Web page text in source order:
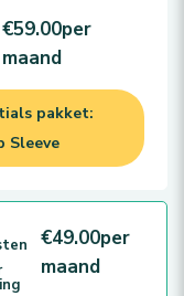
€59.00per
maand
pakket:
Sleeve
€49.00per
maand